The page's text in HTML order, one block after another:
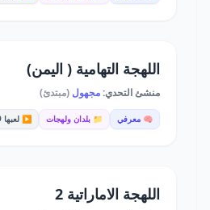
اللهجة التهامية ( اليمن)
منشئ التحدي:مجهول (مبتدئ)
🧠 معرفي 📁 بلدان ولهجات ▶️ لعبها 919
اللهجة الاماراتية 2